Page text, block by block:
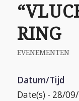
RING
EVENEMENTEN
Datum/Tijd
Date(s) - 28/